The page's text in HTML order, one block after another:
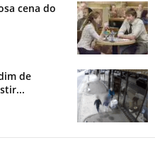
cena do
de